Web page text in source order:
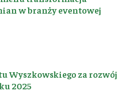
w branży eventowej
Wyszkowskiego za rozwój
2025
współpracę? Napisz
Ziemia